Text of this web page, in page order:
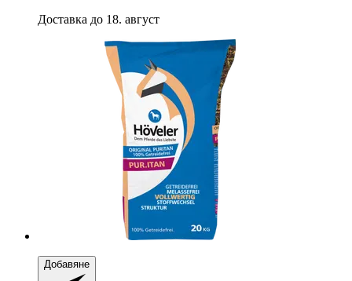
Доставка до 18. август
Добавяне